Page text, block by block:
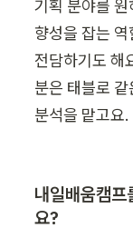
기획 분야를
향성을 잡는
전담하기도 해
분은 태블로
분석을 맡고요.
내일배움캠
요?